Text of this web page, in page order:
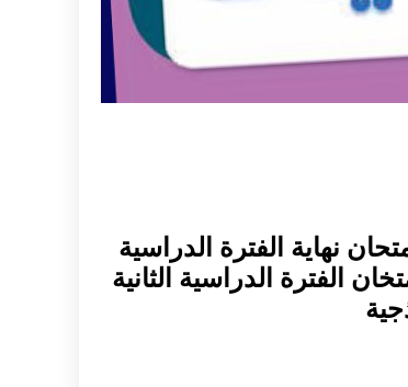
نهاية الفترة الدراسية
الفترة الدراسية الثانية